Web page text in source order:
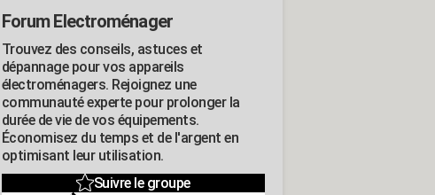
Forum Electroménager
Trouvez des conseils, astuces et
dépannage pour vos appareils
électroménagers. Rejoignez une
communauté experte pour prolonger la
durée de vie de vos équipements.
Économisez du temps et de l'argent en
optimisant leur utilisation.
Suivre le groupe